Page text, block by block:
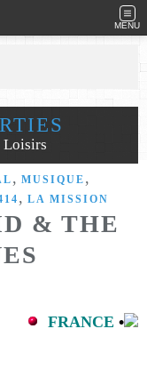
MENU
Loisirs
, MUSIQUE ,
, LA MISSION
& THE
FRANCE •